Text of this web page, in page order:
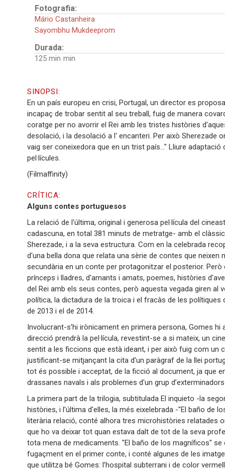
Fotografia:
Mário Castanheira
Sayombhu Mukdeeprom
Durada:
125 min
SINOPSI:
En un país europeu en crisi, Portugal, un director es
incapaç de trobar sentit al seu treball, fuig de manera
coratge per no avorrir el Rei amb les tristes històries
desolació, i la desolació a l' encanteri. Per això Sherezade
vaig ser coneixedora que en un trist país..." Lliure
pel·lícules.
(Filmaffinity)
CRÍTICA:
Alguns contes portuguesos
La relació de l'última, original i generosa pel·lícula del
cadascuna, en total 381 minuts de metratge- amb el
Sherezade, i a la seva estructura. Com en la celebrada
d'una bella dona que relata una sèrie de contes que
secundària en un conte per protagonitzar el posterior.
prínceps i lladres, d'amants i amats, poemes, històries
del Rei amb els seus contes, però aquesta vegada giren
política, la dictadura de la troica i el fracàs de les
de 2013 i el de 2014.
Involucrant-s’hi irònicament en primera persona, Gomes
direcció prendrà la pel·lícula, revestint-se a si mateix, un
sentit a les ficcions que està ideant, i per això fuig com un
justificant-se mitjançant la cita d'un paràgraf de la llei
tot és possible i acceptat, de la ficció al document, ja que
drassanes navals i als problemes d'un grup
La primera part de la trilogia, subtitulada El inquieto -la
històries, i l'última d'elles, la més eixelebrada -"El baño de
literària relació, conté alhora tres microhistòries relatades
que ho va deixar tot quan estava dalt de tot de la seva
tota mena de medicaments. "El baño de los magníficos"
fugaçment en el primer conte, i conté algunes de les
que utilitza bé Gomes: l’hospital subterrani i de color